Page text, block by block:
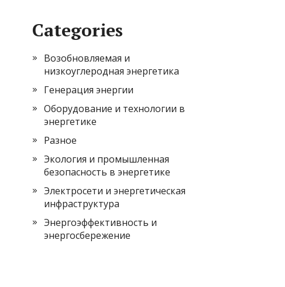
Categories
Возобновляемая и
низкоуглеродная энергетика
Генерация энергии
Оборудование и технологии в
энергетике
Разное
Экология и промышленная
безопасность в энергетике
Электросети и энергетическая
инфраструктура
Энергоэффективность и
энергосбережение